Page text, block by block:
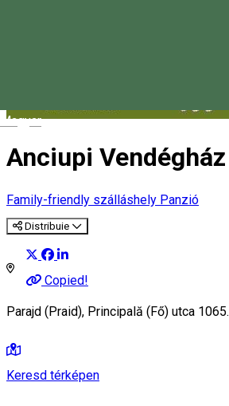
Magyar
Anciupi Vendégház
Family-friendly szálláshely Panzió
Distribuie
Copied!
Parajd (Praid), Principală (Fő) utca 1065.
Keresd térképen